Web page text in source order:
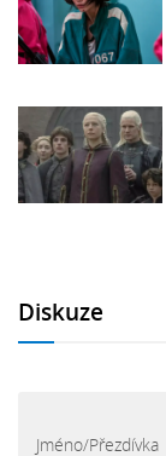
Diskuze
Jméno/Přezdívka